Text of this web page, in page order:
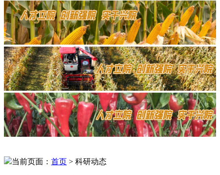
当前页面： 首页 > 科研动态